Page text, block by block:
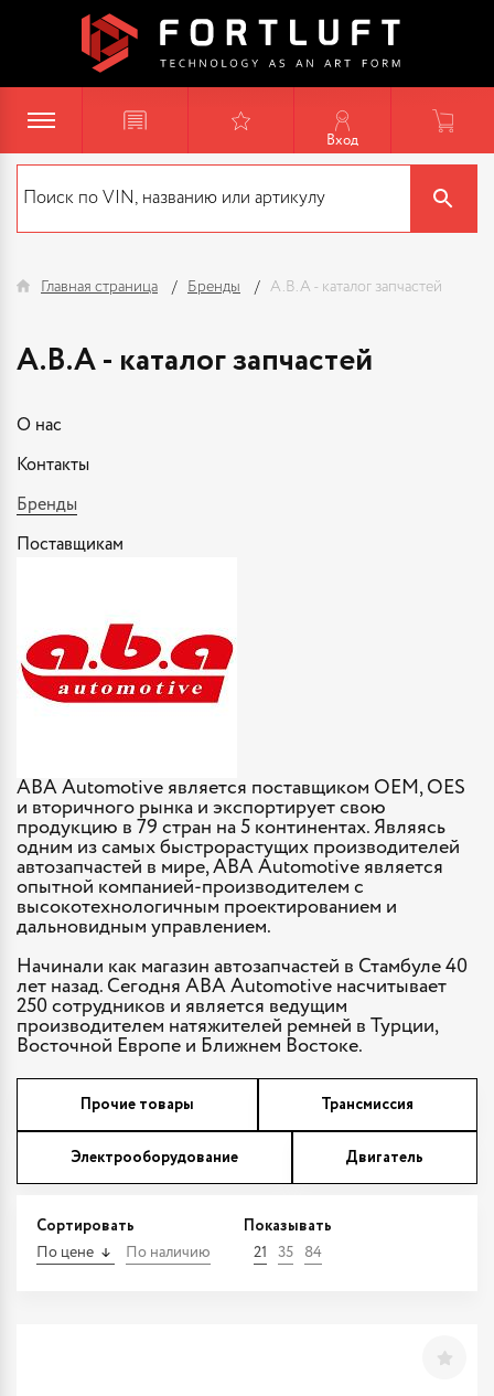
Вход
Главная страница Бренды A.B.A - каталог запчастей
A.B.A - каталог запчастей
О нас
Контакты
Бренды
Поставщикам
ABA Automotive является поставщиком OEM, OES
и вторичного рынка и экспортирует свою
продукцию в 79 стран на 5 континентах. Являясь
одним из самых быстрорастущих производителей
автозапчастей в мире, ABA Automotive является
опытной компанией-производителем с
высокотехнологичным проектированием и
дальновидным управлением.
Начинали как магазин автозапчастей в Стамбуле 40
лет назад. Сегодня ABA Automotive насчитывает
250 сотрудников и является ведущим
производителем натяжителей ремней в Турции,
Восточной Европе и Ближнем Востоке.
Прочие товары Трансмиссия
Электрооборудование Двигатель
Сортировать
По цене По наличию
Показывать
21 35 84